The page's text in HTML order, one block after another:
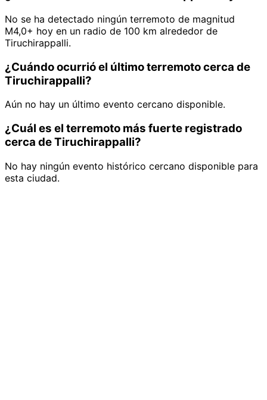
No se ha detectado ningún terremoto de magnitud
M4,0+ hoy en un radio de 100 km alrededor de
Tiruchirappalli.
¿Cuándo ocurrió el último terremoto cerca de
Tiruchirappalli?
Aún no hay un último evento cercano disponible.
¿Cuál es el terremoto más fuerte registrado
cerca de Tiruchirappalli?
No hay ningún evento histórico cercano disponible para
esta ciudad.